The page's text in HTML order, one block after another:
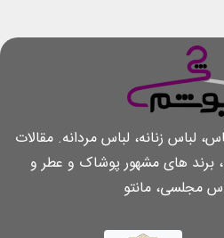
زنانه، لباس مردانه. مقالات
برند های مشهور پوشاک و عطر و
مجلسی، مانتو